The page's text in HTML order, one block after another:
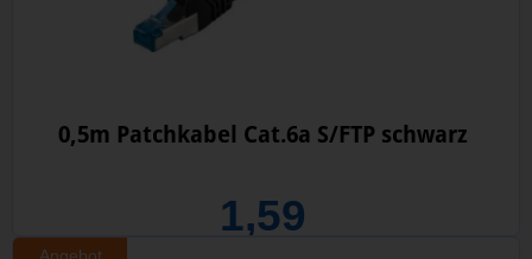
0,5m Patchkabel Cat.6a S/FTP schwarz
1,59